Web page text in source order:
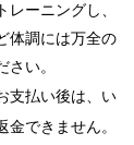
レーニングし、
体調には万全の
い。
支払い後は、い
できません。